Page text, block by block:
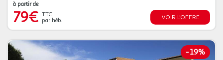
à partir de
79€ TTC
par héb.
VOIR L'OFFRE
-19%